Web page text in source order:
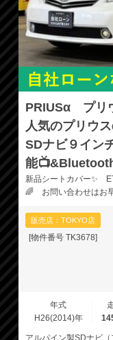
PRIUSα プリ
人気のプリウ
SDナビ９イン
能
新品シートカバー✨
🌈 お問い合わせはお
販売店：TOKYO店
[物件番号 TK3678]
年式
H26(2014)年